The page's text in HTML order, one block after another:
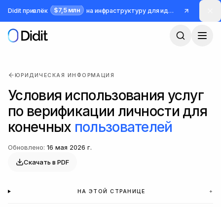
Перейти к основному содержимому
Didit привлёк $7,5 млн на инфраструктуру для идентификации и борьбы с мошенничеством
ЮРИДИЧЕСКАЯ ИНФОРМАЦИЯ
Условия использования услуг
по верификации личности для
конечных пользователей
Обновлено: 16 мая 2026 г.
Скачать в PDF
НА ЭТОЙ СТРАНИЦЕ +